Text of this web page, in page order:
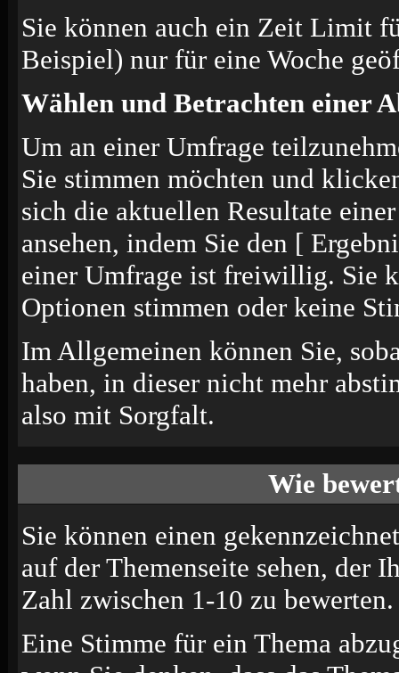
Sie können auch ein Zeit Limit
Beispiel) nur für eine Woche
Wählen und Betrachten einer
Um an einer Umfrage
Sie stimmen möchten und
sich die aktuellen Resultate
ansehen, indem Sie den [
einer Umfrage ist freiwillig. Sie
Optionen stimmen oder keine
Im Allgemeinen können Sie,
haben, in dieser nicht mehr
also mit Sorgfalt.
Wie
Sie können einen
auf der Themenseite sehen, der
Zahl zwischen 1-10 zu bewerten.
Eine Stimme für ein Thema